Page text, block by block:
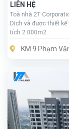
LIÊN HỆ
Toà nhà 2T
Dịch và được thiết
tích 2.000m2.
KM 9 Phạm